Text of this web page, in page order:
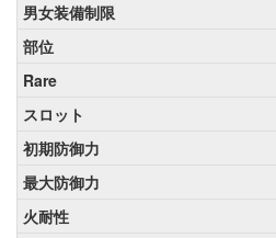
男女装備制限
部位
Rare
スロット
初期防御力
最大防御力
火耐性